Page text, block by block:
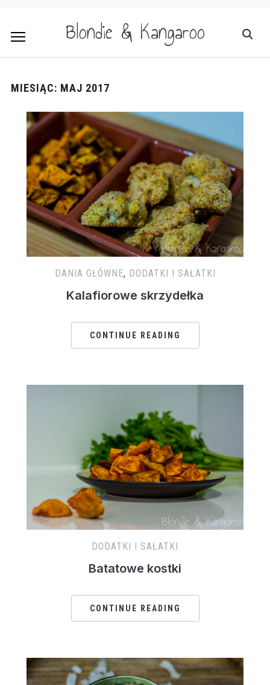
Blondie & Kangaroo
MIESIĄC: MAJ 2017
DANIA GŁÓWNE, DODATKI I SAŁATKI
Kalafiorowe skrzydełka
CONTINUE READING
DODATKI I SAŁATKI
Batatowe kostki
CONTINUE READING